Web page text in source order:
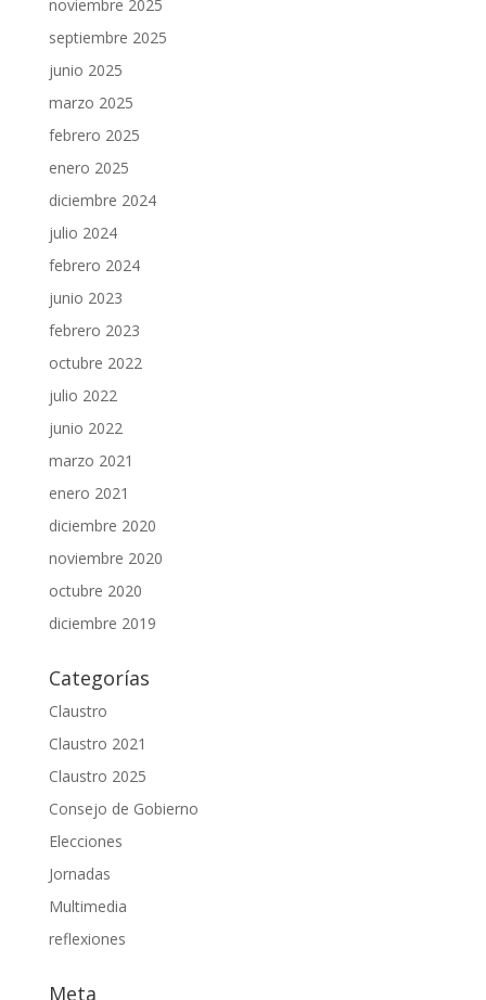
noviembre 2025
septiembre 2025
junio 2025
marzo 2025
febrero 2025
enero 2025
diciembre 2024
julio 2024
febrero 2024
junio 2023
febrero 2023
octubre 2022
julio 2022
junio 2022
marzo 2021
enero 2021
diciembre 2020
noviembre 2020
octubre 2020
diciembre 2019
Categorías
Claustro
Claustro 2021
Claustro 2025
Consejo de Gobierno
Elecciones
Jornadas
Multimedia
reflexiones
Meta